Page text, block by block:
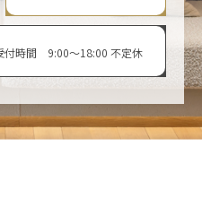
付時間 9:00〜18:00 不定休